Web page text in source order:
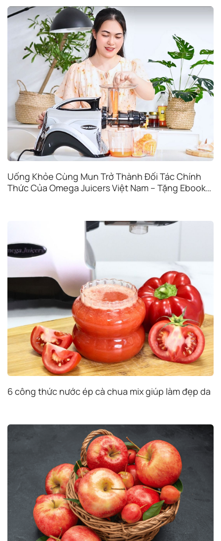
Uống Khỏe Cùng Mun Trở Thành Đối Tác Chính
Thức Của Omega Juicers Việt Nam – Tặng Ebook
6 công thức nước ép cà chua mix giúp làm đẹp da